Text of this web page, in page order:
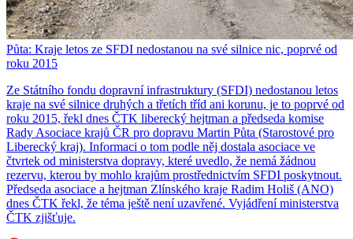
Půta: Kraje letos ze SFDI nedostanou na své silnice nic, poprvé od
roku 2015
Ze Státního fondu dopravní infrastruktury (SFDI) nedostanou letos
kraje na své silnice druhých a třetích tříd ani korunu, je to poprvé od
roku 2015, řekl dnes ČTK liberecký hejtman a předseda komise
Rady Asociace krajů ČR pro dopravu Martin Půta (Starostové pro
Liberecký kraj). Informaci o tom podle něj dostala asociace ve
čtvrtek od ministerstva dopravy, které uvedlo, že nemá žádnou
rezervu, kterou by mohlo krajům prostřednictvím SFDI poskytnout.
Předseda asociace a hejtman Zlínského kraje Radim Holiš (ANO)
dnes ČTK řekl, že téma ještě není uzavřené. Vyjádření ministerstva
ČTK zjišťuje.